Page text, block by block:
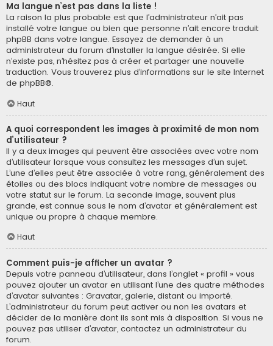
Ma langue n’est pas dans la liste !
La raison la plus probable est que l’administrateur n’ait pas
installé votre langue ou bien que personne n’ait encore traduit
phpBB dans votre langue. Essayez de demander à un
administrateur du forum d’installer la langue désirée. Si elle
n’existe pas, n’hésitez pas à créer et partager une nouvelle
traduction. Vous trouverez plus d’informations sur le site Internet
de phpBB®.
Haut
A quoi correspondent les images à proximité de mon nom
d’utilisateur ?
Il y a deux images qui peuvent être associées avec votre nom
d’utilisateur lorsque vous consultez les messages d’un sujet.
L’une d’elles peut être associée à votre rang, généralement des
étoiles ou des blocs indiquant votre nombre de messages ou
votre statut sur le forum. La seconde image, souvent plus
grande, est connue sous le nom d’avatar et généralement est
unique ou propre à chaque membre.
Haut
Comment puis-je afficher un avatar ?
Depuis votre panneau d’utilisateur, dans l’onglet « profil » vous
pouvez ajouter un avatar en utilisant l’une des quatre méthodes
d’avatar suivantes : Gravatar, galerie, distant ou importé.
L’administrateur du forum peut activer ou non les avatars et
décider de la manière dont ils sont mis à disposition. Si vous ne
pouvez pas utiliser d’avatar, contactez un administrateur du
forum.